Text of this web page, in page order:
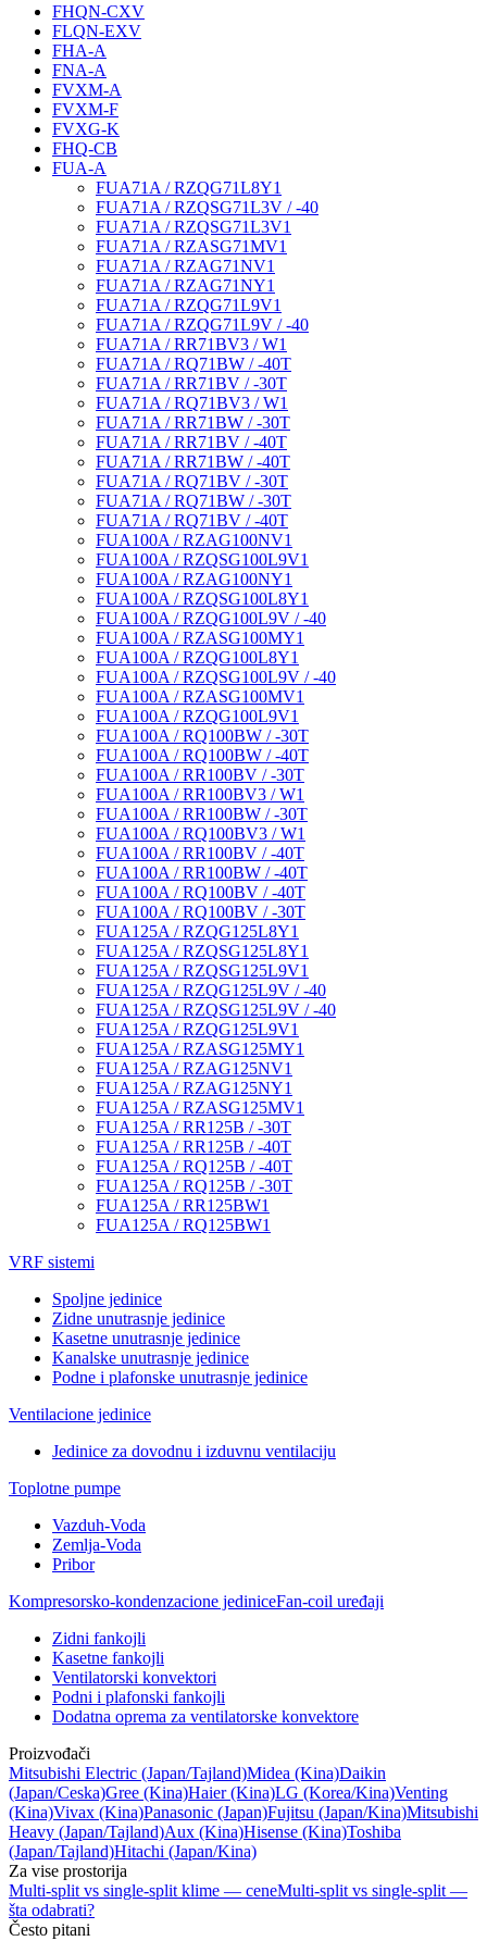
FHQN-CXV
FLQN-EXV
FHA-A
FNA-A
FVXM-A
FVXM-F
FVXG-K
FHQ-CB
FUA-A
FUA71A / RZQG71L8Y1
FUA71A / RZQSG71L3V / -40
FUA71A / RZQSG71L3V1
FUA71A / RZASG71MV1
FUA71A / RZAG71NV1
FUA71A / RZAG71NY1
FUA71A / RZQG71L9V1
FUA71A / RZQG71L9V / -40
FUA71A / RR71BV3 / W1
FUA71A / RQ71BW / -40T
FUA71A / RR71BV / -30T
FUA71A / RQ71BV3 / W1
FUA71A / RR71BW / -30T
FUA71A / RR71BV / -40T
FUA71A / RR71BW / -40T
FUA71A / RQ71BV / -30T
FUA71A / RQ71BW / -30T
FUA71A / RQ71BV / -40T
FUA100A / RZAG100NV1
FUA100A / RZQSG100L9V1
FUA100A / RZAG100NY1
FUA100A / RZQSG100L8Y1
FUA100A / RZQG100L9V / -40
FUA100A / RZASG100MY1
FUA100A / RZQG100L8Y1
FUA100A / RZQSG100L9V / -40
FUA100A / RZASG100MV1
FUA100A / RZQG100L9V1
FUA100A / RQ100BW / -30T
FUA100A / RQ100BW / -40T
FUA100A / RR100BV / -30T
FUA100A / RR100BV3 / W1
FUA100A / RR100BW / -30T
FUA100A / RQ100BV3 / W1
FUA100A / RR100BV / -40T
FUA100A / RR100BW / -40T
FUA100A / RQ100BV / -40T
FUA100A / RQ100BV / -30T
FUA125A / RZQG125L8Y1
FUA125A / RZQSG125L8Y1
FUA125A / RZQSG125L9V1
FUA125A / RZQG125L9V / -40
FUA125A / RZQSG125L9V / -40
FUA125A / RZQG125L9V1
FUA125A / RZASG125MY1
FUA125A / RZAG125NV1
FUA125A / RZAG125NY1
FUA125A / RZASG125MV1
FUA125A / RR125B / -30T
FUA125A / RR125B / -40T
FUA125A / RQ125B / -40T
FUA125A / RQ125B / -30T
FUA125A / RR125BW1
FUA125A / RQ125BW1
VRF sistemi
Spoljne jedinice
Zidne unutrasnje jedinice
Kasetne unutrasnje jedinice
Kanalske unutrasnje jedinice
Podne i plafonske unutrasnje jedinice
Ventilacione jedinice
Jedinice za dovodnu i izduvnu ventilaciju
Toplotne pumpe
Vazduh-Voda
Zemlja-Voda
Pribor
Kompresorsko-kondenzacione jediniceFan-coil uređaji
Zidni fankojli
Kasetne fankojli
Ventilatorski konvektori
Podni i plafonski fankojli
Dodatna oprema za ventilatorske konvektore
Proizvođači
Mitsubishi Electric (Japan/Tajland)Midea (Kina)Daikin
(Japan/Ceska)Gree (Kina)Haier (Kina)LG (Korea/Kina)Venting
(Kina)Vivax (Kina)Panasonic (Japan)Fujitsu (Japan/Kina)Mitsubishi
Heavy (Japan/Tajland)Aux (Kina)Hisense (Kina)Toshiba
(Japan/Tajland)Hitachi (Japan/Kina)
Za vise prostorija
Multi-split vs single-split klime — ceneMulti-split vs single-split —
šta odabrati?
Često pitani